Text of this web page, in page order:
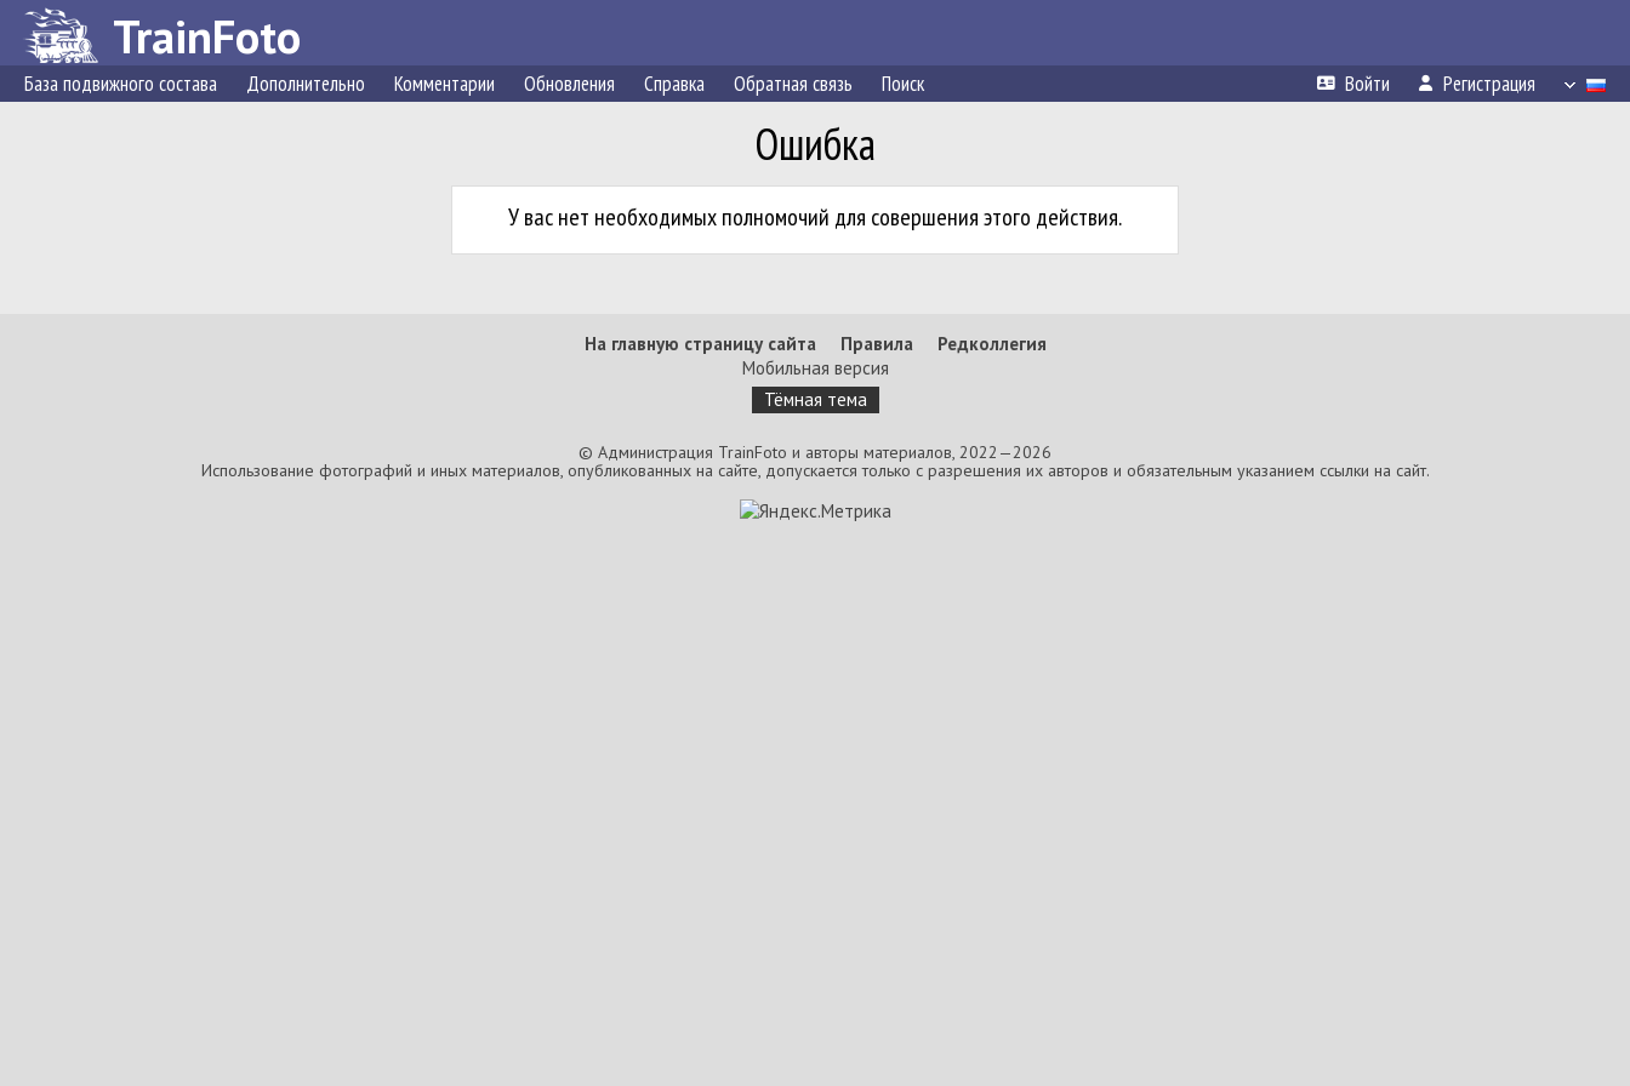
TrainFoto
База подвижного состава Дополнительно Комментарии Обновления Справка Обратная связь Поиск Войти Регистрация
Ошибка
У вас нет необходимых полномочий для совершения этого действия.
На главную страницу сайта Правила
Редколлегия
Мобильная версия
Тёмная тема
© Администрация TrainFoto и авторы материалов, 2022—2026
Использование фотографий и иных материалов, опубликованных на сайте, допускается только с разрешения их авторов и обязательным указанием ссылки на сайт.